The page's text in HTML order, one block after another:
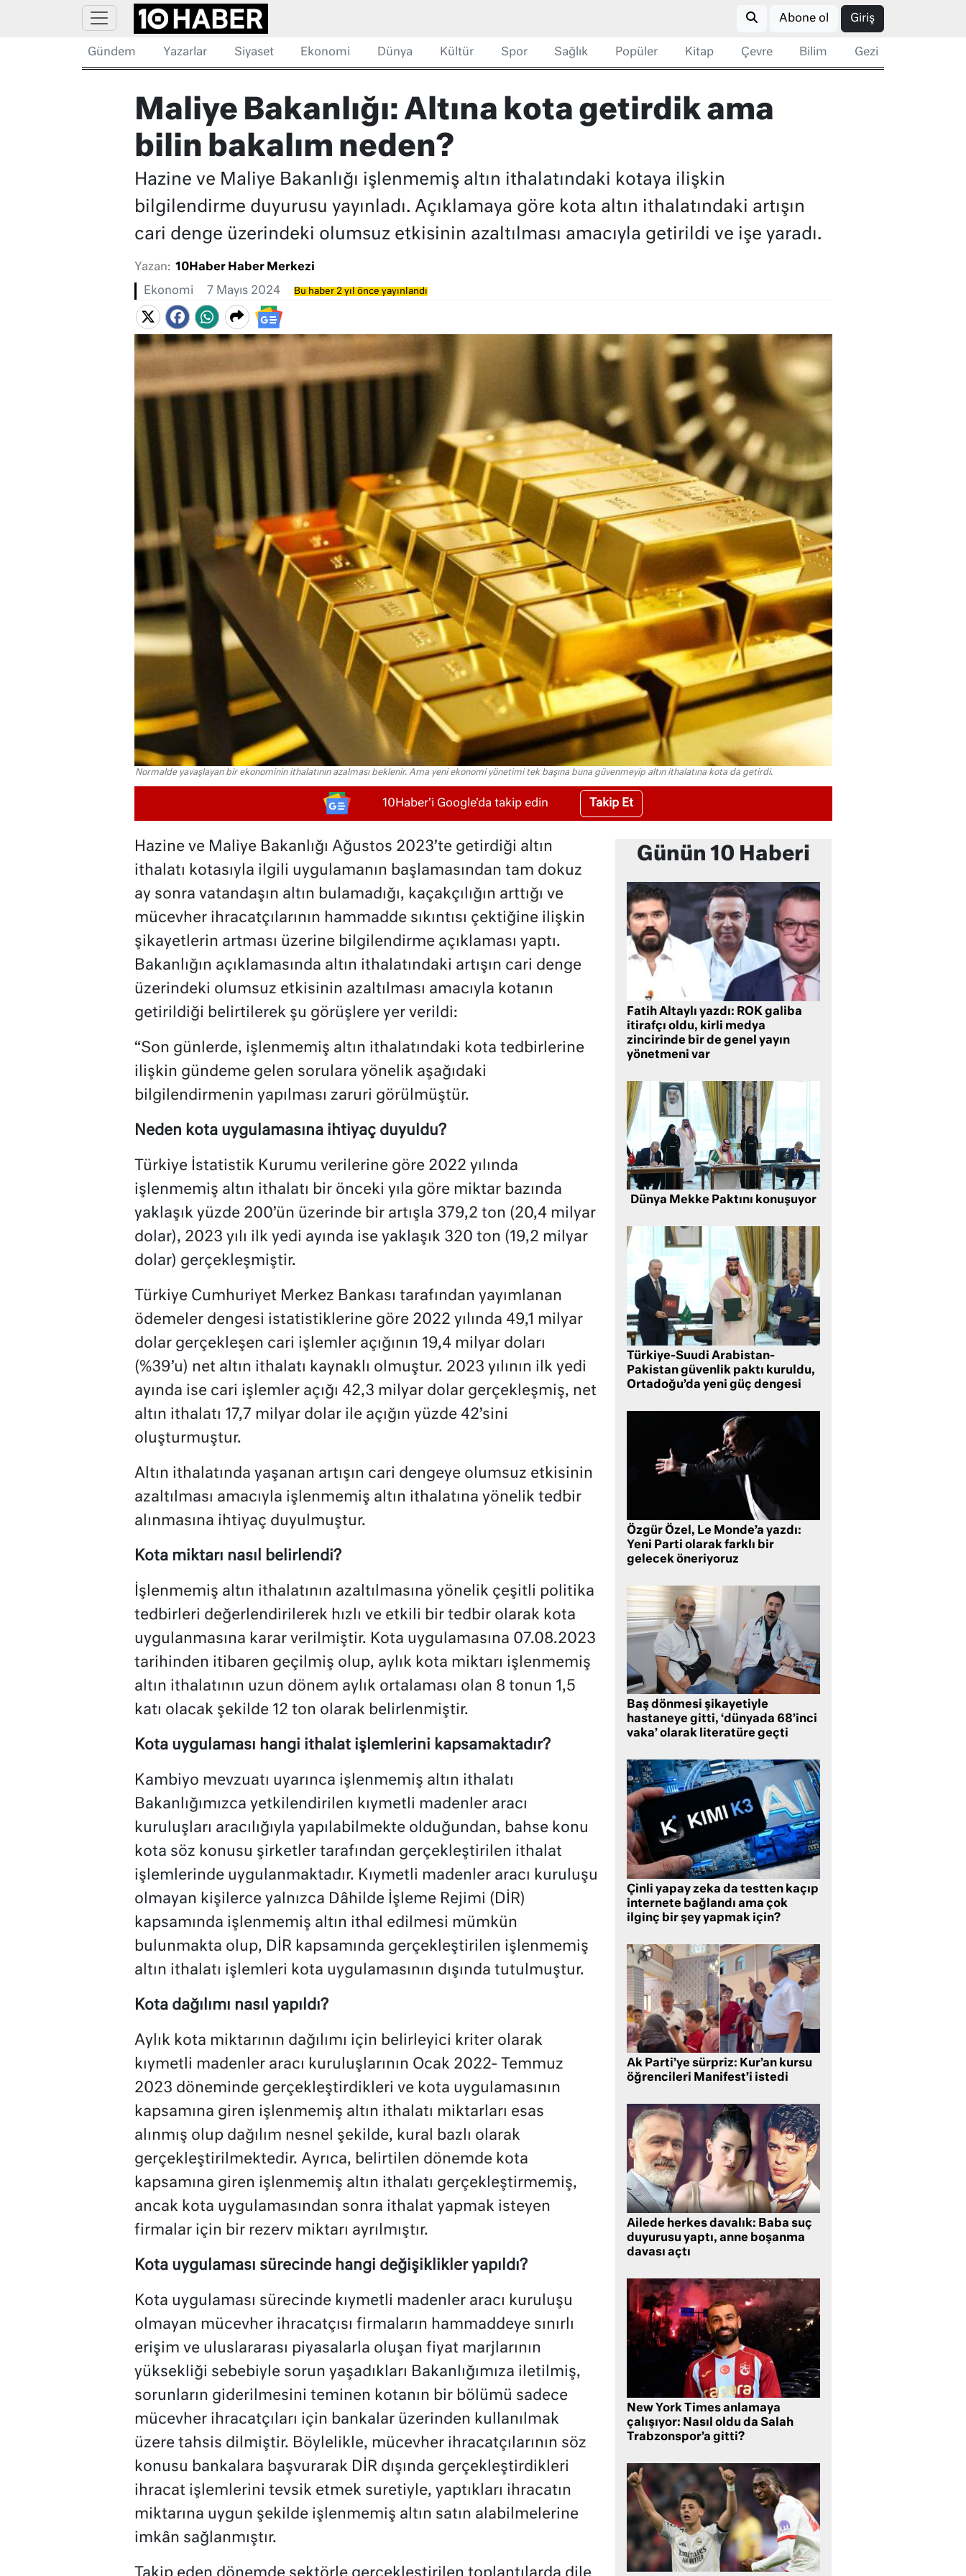
Abone ol Giriş
Gündem Yazarlar Siyaset Ekonomi Dünya Kültür Spor Sağlık Popüler Kitap Çevre Bilim Gezi
Maliye Bakanlığı: Altına kota getirdik ama
bilin bakalım neden?
Hazine ve Maliye Bakanlığı işlenmemiş altın ithalatındaki kotaya ilişkin
bilgilendirme duyurusu yayınladı. Açıklamaya göre kota altın ithalatındaki artışın
cari denge üzerindeki olumsuz etkisinin azaltılması amacıyla getirildi ve işe yaradı.
Yazan: 10Haber Haber Merkezi
Ekonomi 7 Mayıs 2024 Bu haber 2 yıl önce yayınlandı
Normalde yavaşlayan bir ekonominin ithalatının azalması beklenir. Ama yeni ekonomi yönetimi tek başına buna güvenmeyip altın ithalatına kota da getirdi.
10Haber'i Google'da takip edin Takip Et
Hazine ve Maliye Bakanlığı Ağustos 2023’te getirdiği altın
ithalatı kotasıyla ilgili uygulamanın başlamasından tam dokuz
ay sonra vatandaşın altın bulamadığı, kaçakçılığın arttığı ve
mücevher ihracatçılarının hammadde sıkıntısı çektiğine ilişkin
şikayetlerin artması üzerine bilgilendirme açıklaması yaptı.
Bakanlığın açıklamasında altın ithalatındaki artışın cari denge
üzerindeki olumsuz etkisinin azaltılması amacıyla kotanın
getirildiği belirtilerek şu görüşlere yer verildi:
“Son günlerde, işlenmemiş altın ithalatındaki kota tedbirlerine
ilişkin gündeme gelen sorulara yönelik aşağıdaki
bilgilendirmenin yapılması zaruri görülmüştür.
Neden kota uygulamasına ihtiyaç duyuldu?
Türkiye İstatistik Kurumu verilerine göre 2022 yılında
işlenmemiş altın ithalatı bir önceki yıla göre miktar bazında
yaklaşık yüzde 200’ün üzerinde bir artışla 379,2 ton (20,4 milyar
dolar), 2023 yılı ilk yedi ayında ise yaklaşık 320 ton (19,2 milyar
dolar) gerçekleşmiştir.
Türkiye Cumhuriyet Merkez Bankası tarafından yayımlanan
ödemeler dengesi istatistiklerine göre 2022 yılında 49,1 milyar
dolar gerçekleşen cari işlemler açığının 19,4 milyar doları
(%39’u) net altın ithalatı kaynaklı olmuştur. 2023 yılının ilk yedi
ayında ise cari işlemler açığı 42,3 milyar dolar gerçekleşmiş, net
altın ithalatı 17,7 milyar dolar ile açığın yüzde 42’sini
oluşturmuştur.
Altın ithalatında yaşanan artışın cari dengeye olumsuz etkisinin
azaltılması amacıyla işlenmemiş altın ithalatına yönelik tedbir
alınmasına ihtiyaç duyulmuştur.
Kota miktarı nasıl belirlendi?
İşlenmemiş altın ithalatının azaltılmasına yönelik çeşitli politika
tedbirleri değerlendirilerek hızlı ve etkili bir tedbir olarak kota
uygulanmasına karar verilmiştir. Kota uygulamasına 07.08.2023
tarihinden itibaren geçilmiş olup, aylık kota miktarı işlenmemiş
altın ithalatının uzun dönem aylık ortalaması olan 8 tonun 1,5
katı olacak şekilde 12 ton olarak belirlenmiştir.
Kota uygulaması hangi ithalat işlemlerini kapsamaktadır?
Kambiyo mevzuatı uyarınca işlenmemiş altın ithalatı
Bakanlığımızca yetkilendirilen kıymetli madenler aracı
kuruluşları aracılığıyla yapılabilmekte olduğundan, bahse konu
kota söz konusu şirketler tarafından gerçekleştirilen ithalat
işlemlerinde uygulanmaktadır. Kıymetli madenler aracı kuruluşu
olmayan kişilerce yalnızca Dâhilde İşleme Rejimi (DİR)
kapsamında işlenmemiş altın ithal edilmesi mümkün
bulunmakta olup, DİR kapsamında gerçekleştirilen işlenmemiş
altın ithalatı işlemleri kota uygulamasının dışında tutulmuştur.
Kota dağılımı nasıl yapıldı?
Aylık kota miktarının dağılımı için belirleyici kriter olarak
kıymetli madenler aracı kuruluşlarının Ocak 2022- Temmuz
2023 döneminde gerçekleştirdikleri ve kota uygulamasının
kapsamına giren işlenmemiş altın ithalatı miktarları esas
alınmış olup dağılım nesnel şekilde, kural bazlı olarak
gerçekleştirilmektedir. Ayrıca, belirtilen dönemde kota
kapsamına giren işlenmemiş altın ithalatı gerçekleştirmemiş,
ancak kota uygulamasından sonra ithalat yapmak isteyen
firmalar için bir rezerv miktarı ayrılmıştır.
Kota uygulaması sürecinde hangi değişiklikler yapıldı?
Kota uygulaması sürecinde kıymetli madenler aracı kuruluşu
olmayan mücevher ihracatçısı firmaların hammaddeye sınırlı
erişim ve uluslararası piyasalarla oluşan fiyat marjlarının
yüksekliği sebebiyle sorun yaşadıkları Bakanlığımıza iletilmiş,
sorunların giderilmesini teminen kotanın bir bölümü sadece
mücevher ihracatçıları için bankalar üzerinden kullanılmak
üzere tahsis dilmiştir. Böylelikle, mücevher ihracatçılarının söz
konusu bankalara başvurarak DİR dışında gerçekleştirdikleri
ihracat işlemlerini tevsik etmek suretiyle, yaptıkları ihracatın
miktarına uygun şekilde işlenmemiş altın satın alabilmelerine
imkân sağlanmıştır.
Günün 10 Haberi
Fatih Altaylı yazdı: ROK galiba
itirafçı oldu, kirli medya
zincirinde bir de genel yayın
yönetmeni var
Dünya Mekke Paktını konuşuyor
Türkiye-Suudi Arabistan-
Pakistan güvenlik paktı kuruldu,
Ortadoğu’da yeni güç dengesi
Özgür Özel, Le Monde’a yazdı:
Yeni Parti olarak farklı bir
gelecek öneriyoruz
Baş dönmesi şikayetiyle
hastaneye gitti, ‘dünyada 68’inci
vaka’ olarak literatüre geçti
Çinli yapay zeka da testten kaçıp
internete bağlandı ama çok
ilginç bir şey yapmak için?
Ak Parti’ye sürpriz: Kur’an kursu
öğrencileri Manifest’i istedi
Ailede herkes davalık: Baba suç
duyurusu yaptı, anne boşanma
davası açtı
New York Times anlamaya
çalışıyor: Nasıl oldu da Salah
Trabzonspor’a gitti?